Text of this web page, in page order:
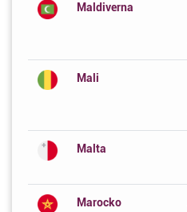
Maldiverna
Mali
Malta
Marocko